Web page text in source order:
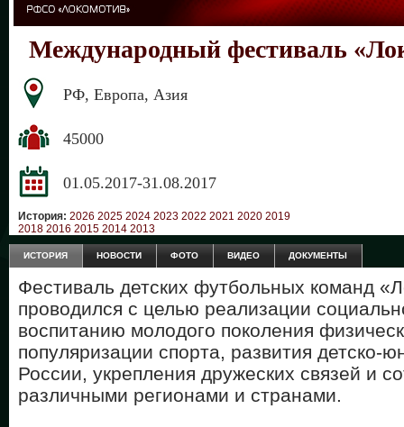
Международный фестиваль
РФ, Европа, Азия
45000
01.05.2017-31.08.2017
История: 2026 2025 2024 2023 2022 2021 2020 2019
2018 2016 2015 2014 2013
ИСТОРИЯ НОВОСТИ ФОТО ВИДЕО ДОКУМЕНТЫ
Фестиваль детских футбольных команд
проводился с целью реализации
воспитанию молодого поколения
популяризации спорта, развития детско-
России, укрепления дружеских связей и
различными регионами и странами.